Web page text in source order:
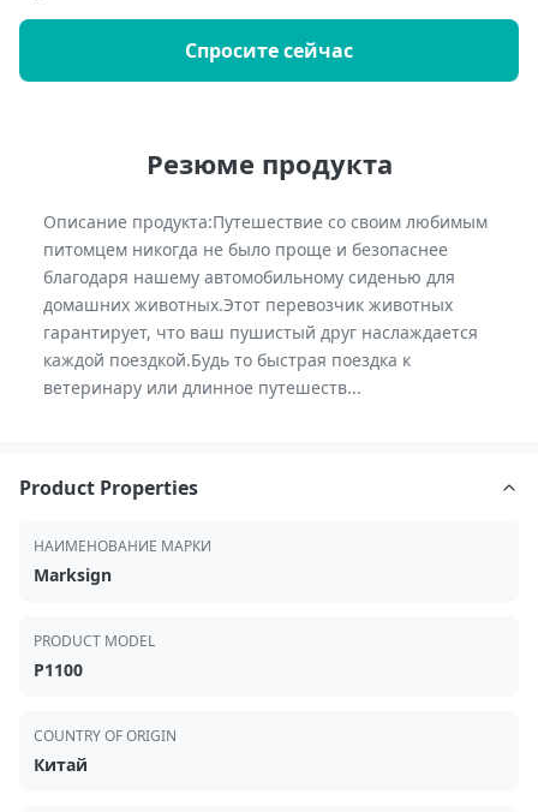
Спросите сейчас
Резюме продукта
Описание продукта:Путешествие со своим любимым
питомцем никогда не было проще и безопаснее
благодаря нашему автомобильному сиденью для
домашних животных.Этот перевозчик животных
гарантирует, что ваш пушистый друг наслаждается
каждой поездкой.Будь то быстрая поездка к
ветеринару или длинное путешеств...
Product Properties
НАИМЕНОВАНИЕ МАРКИ
Marksign
PRODUCT MODEL
P1100
COUNTRY OF ORIGIN
Китай